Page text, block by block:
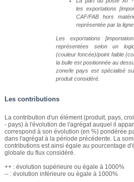
les exportations
CAF/FAB hors
représentée par la ligne
Les exportations
représentées selon un
(couleur foncée)/point faible
la bulle est positionnée au
zone/le pays est spécialisé
produit considéré.
Les contributions
La contribution d'un élément (produit, pays,
- pays) à l'évolution de l'agrégat auquel il
correspond à son évolution (en %) pondérée
dans l'agrégat à la période précédente. La
contributions est ainsi égale au pourcentage
globale du flux considéré.
++ : évolution supérieure ou égale à 1000%
-- : évolution inférieure ou égale à 1000%